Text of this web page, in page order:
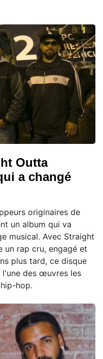
Outta
a changé
originaires de
un album qui va
musical. Avec Straight
un rap cru, engagé et
plus tard, ce disque
l'une des œuvres les
hop.